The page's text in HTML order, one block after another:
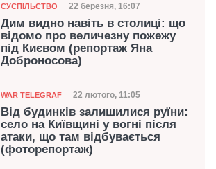
Категорія
СУСПІЛЬСТВО Дата публікації
22 березня, 16:07
Дим видно навіть в столиці: що
відомо про величезну пожежу
під Києвом (репортаж Яна
Доброносова)
Категорія
WAR TELEGRAF Дата публікації
22 лютого, 11:05
Від будинків залишилися руїни:
село на Київщині у вогні після
атаки, що там відбувається
(фоторепортаж)